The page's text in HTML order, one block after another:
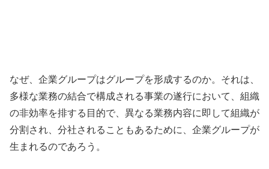
なぜ、企業グループはグループを形成するのか。それは、
多様な業務の結合で構成される事業の遂行において、組織
の非効率を排する目的で、異なる業務内容に即して組織が
分割され、分社されることもあるために、企業グループが
生まれるのであろう。